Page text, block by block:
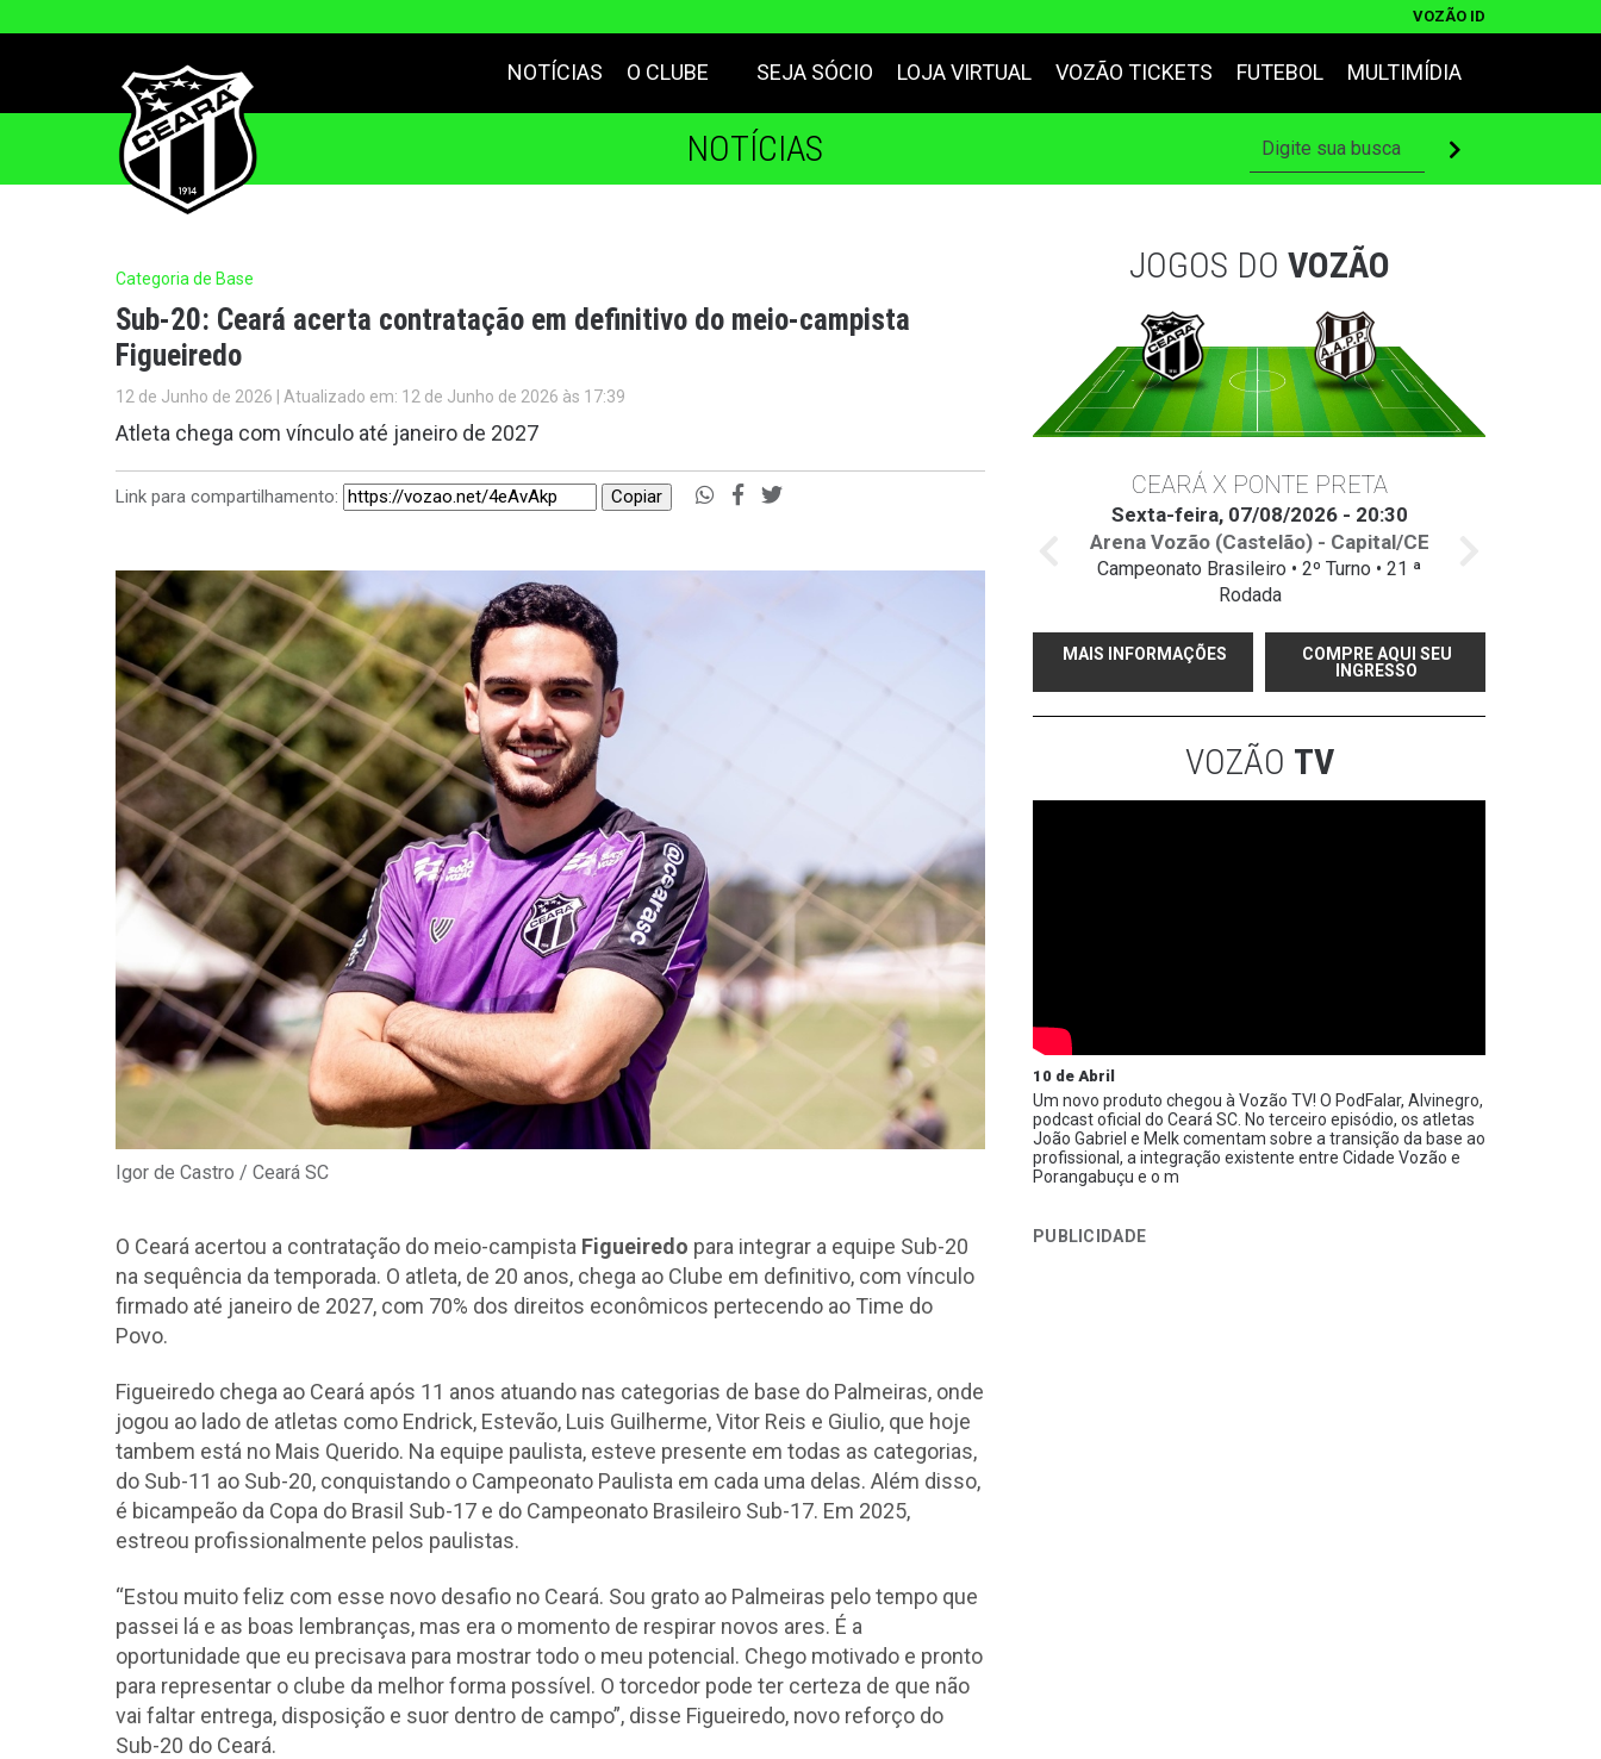
VOZÃO ID
NOTÍCIAS O CLUBE SEJA SÓCIO LOJA VIRTUAL VOZÃO TICKETS FUTEBOL MULTIMÍDIA
NOTÍCIAS
Categoria de Base
Sub-20: Ceará acerta contratação em definitivo do meio-campista
Figueiredo
12 de Junho de 2026 | Atualizado em: 12 de Junho de 2026 às 17:39
Atleta chega com vínculo até janeiro de 2027
Link para compartilhamento: Copiar
Igor de Castro / Ceará SC
O Ceará acertou a contratação do meio-campista Figueiredo para integrar a equipe Sub-20
na sequência da temporada. O atleta, de 20 anos, chega ao Clube em definitivo, com vínculo
firmado até janeiro de 2027, com 70% dos direitos econômicos pertecendo ao Time do
Povo.
Figueiredo chega ao Ceará após 11 anos atuando nas categorias de base do Palmeiras, onde
jogou ao lado de atletas como Endrick, Estevão, Luis Guilherme, Vitor Reis e Giulio, que hoje
tambem está no Mais Querido. Na equipe paulista, esteve presente em todas as categorias,
do Sub-11 ao Sub-20, conquistando o Campeonato Paulista em cada uma delas. Além disso,
é bicampeão da Copa do Brasil Sub-17 e do Campeonato Brasileiro Sub-17. Em 2025,
estreou profissionalmente pelos paulistas.
“Estou muito feliz com esse novo desafio no Ceará. Sou grato ao Palmeiras pelo tempo que
passei lá e as boas lembranças, mas era o momento de respirar novos ares. É a
oportunidade que eu precisava para mostrar todo o meu potencial. Chego motivado e pronto
para representar o clube da melhor forma possível. O torcedor pode ter certeza de que não
vai faltar entrega, disposição e suor dentro de campo”, disse Figueiredo, novo reforço do
Sub-20 do Ceará.
JOGOS DO VOZÃO
CEARÁ X PONTE PRETA
Sexta-feira, 07/08/2026 - 20:30
Arena Vozão (Castelão) - Capital/CE
Campeonato Brasileiro • 2º Turno • 21 ª
Rodada
MAIS INFORMAÇÕES
COMPRE AQUI SEU
INGRESSO
VOZÃO TV
10 de Abril
Um novo produto chegou à Vozão TV! O PodFalar, Alvinegro,
podcast oficial do Ceará SC. No terceiro episódio, os atletas
João Gabriel e Melk comentam sobre a transição da base ao
profissional, a integração existente entre Cidade Vozão e
Porangabuçu e o m
PUBLICIDADE